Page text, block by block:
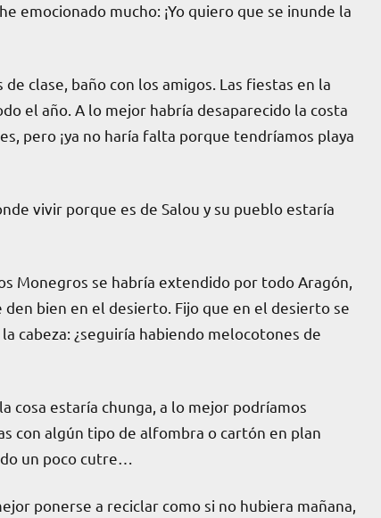
emocionado mucho: ¡Yo quiero que se inunde la
clase, baño con los amigos. Las fiestas en la
el año. A lo mejor habría desaparecido la costa
pero ¡ya no haría falta porque tendríamos playa
vivir porque es de Salou y su pueblo estaría
Monegros se habría extendido por todo Aragón,
bien en el desierto. Fijo que en el desierto se
cabeza: ¿seguiría habiendo melocotones de
cosa estaría chunga, a lo mejor podríamos
con algún tipo de alfombra o cartón en plan
un poco cutre…
ponerse a reciclar como si no hubiera mañana,